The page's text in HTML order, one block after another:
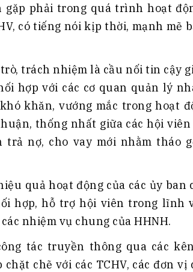
gặp phải trong quá trình hoạt
có tiếng nói kịp thời, mạnh mẽ
trách nhiệm là cầu nối tin cậy
hợp với các cơ quan quản lý
khăn, vướng mắc trong hoạt
thống nhất giữa các hội
trả nợ, cho vay mới nhằm tháo
quả hoạt động của các ủy ban
hợp, hỗ trợ hội viên trong lĩnh
nhiệm vụ chung của HHNH.
tác truyền thông qua các
chẽ với các TCHV, các đơn vị